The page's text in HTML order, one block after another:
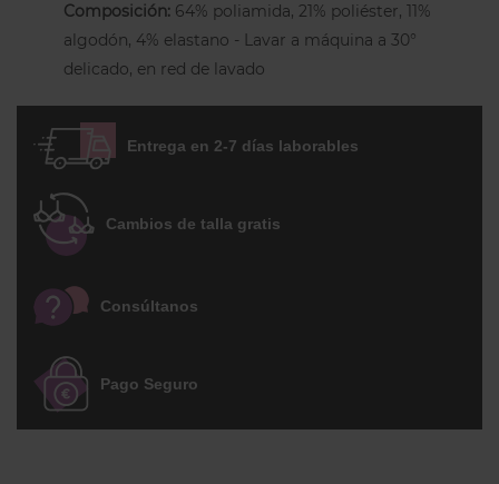
al descubierto parte de las nalgas.
Bordes festoneados en el recorte de
nada y forro íntimo de algodón.
EDICIÓN LIMITADA.
* Las modelos usan la talla y la talla 4
respaectivamente.
Composición: 64% poliamida, 21% poliéster, 11%
algodón, 4% elastano - Lavar a máquina a 30°
delicado, en red de lavado
Entrega en 2-7 días laborables
Cambios de talla gratis
Consúltanos
Pago Seguro